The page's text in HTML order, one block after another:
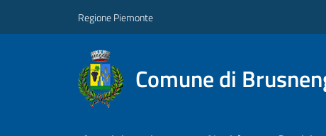
Regione Piemonte
Comune di